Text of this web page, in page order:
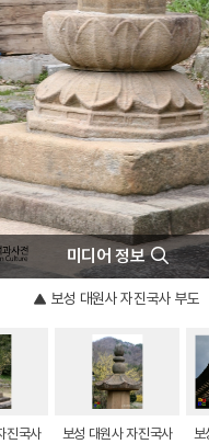
미디어 정보
보성 대원사 자진국사 부도
진국사
보성 대원사 자진국사
보